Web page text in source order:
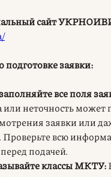
сайт
заявки:
все поля
неточность может
заявки или
Проверьте всю
подачей.
классы МКТУ: